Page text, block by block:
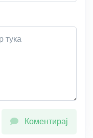
Коментирај